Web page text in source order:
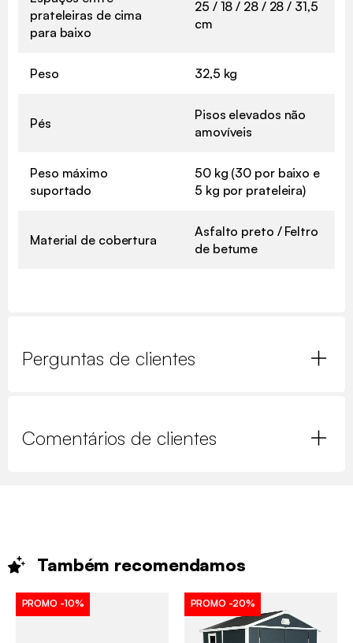
prateleiras de cima
para baixo
25 / 18 / 28 / 28 / 31,5
cm
Peso 32,5 kg
Pés
Pisos elevados não
amovíveis
Peso máximo
suportado
50 kg (30 por baixo e
5 kg por prateleira)
Material de cobertura
Asfalto preto / Feltro
de betume
Perguntas de clientes
Comentários de clientes
Também recomendamos
PROMO -10% PROMO -20%